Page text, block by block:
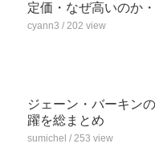
定価・なぜ高いのか
cyann3 / 202 view
ジェーン・バーキン
躍を総まとめ
sumichel / 253 view